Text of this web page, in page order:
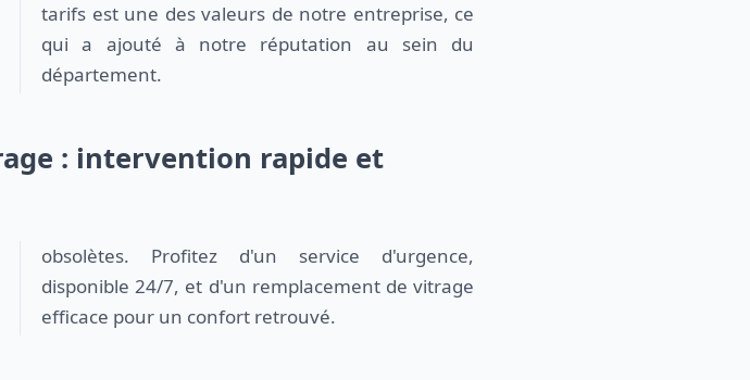
tarifs est une des valeurs de notre entreprise, ce
qui a ajouté à notre réputation au sein du
département.
: intervention rapide et
disponible 24/7, et d'un remplacement de vitrage
efficace pour un confort retrouvé.